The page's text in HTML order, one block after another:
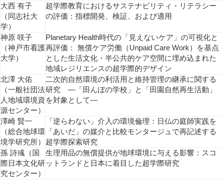
検
索
大西 有子
（同志社大
学）
超学際教育におけるサステナビリティ・リテラシー
の評価：指標開発、検証、および適用
神原 咲子
（神戸市看護
大学）
Planetary Health時代の「見えないケア」の可視化と
再評価： 無償ケア労働（Unpaid Care Work）を基点
とした生活文化・半公共的ケア空間に埋め込まれた
地域レジリエンスの超学際的デザイン
北澤 ⼤佑
（一般社団法
人地域環境資
源センター）
⼆次的⾃然環境の利活⽤と維持管理の継承に関する
研究 ―「⽥んぼの学校」と「⽥園⾃然再⽣活動」
を対象として―
澤崎 賢⼀
（総合地球環
境学研究所）
「逆らわない」介入の環境倫理：日仏の庭師実践を
「あいだ」の媒介と比較モンタージュで再記述する
超学際探索研究
孫 詩彧（国
際日本文化研
究センター）
生理用品の無償提供が地球環境に与える影響：スコ
ットランドと日本に着目した超学際研究